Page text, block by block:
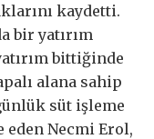
kaydetti.
bir yatırım
bittiğinde
alana sahip
süt işleme
Necmi Erol,